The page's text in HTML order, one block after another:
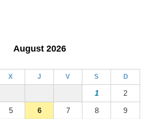
August 2026
X J V S D
1 2
5 6 7 8 9